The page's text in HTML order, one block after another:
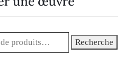
Recherche